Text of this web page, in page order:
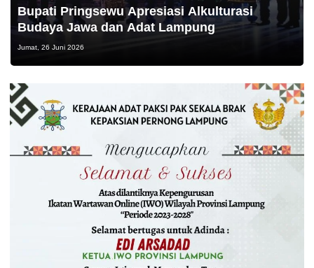
Bupati Pringsewu Apresiasi Alkulturasi
Budaya Jawa dan Adat Lampung
Jumat, 26 Juni 2026